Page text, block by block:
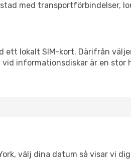
med transportförbindelser,
ett lokalt SIM-kort. Därifrån
informationsdiskar är en stor
välj dina datum så visar vi